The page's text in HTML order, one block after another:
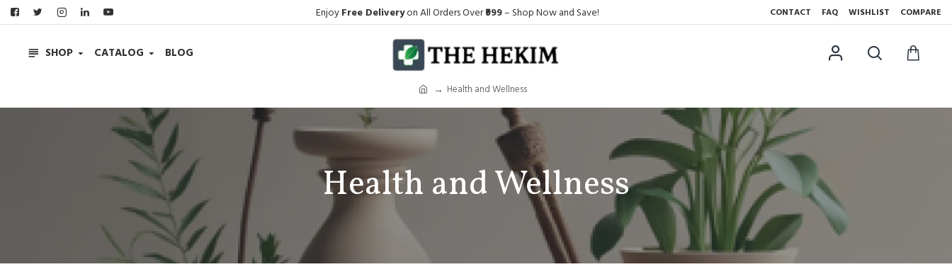
Enjoy Free Deliveryon All Orders Over₹999– Shop Now and Save! CONTACT FAQ WISHLIST COMPARE
SHOP CATALOG BLOG
Health and Wellness
Health and Wellness